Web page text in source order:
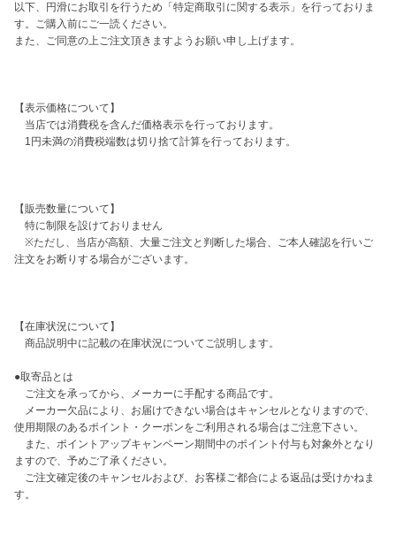
以下、円滑にお取引を行うため「特定商取引に関する表示」を行っておりま
す。ご購入前にご一読ください。
また、ご同意の上ご注文頂きますようお願い申し上げます。
【表示価格について】
当店では消費税を含んだ価格表示を行っております。
1円未満の消費税端数は切り捨て計算を行っております。
【販売数量について】
特に制限を設けておりません
※ただし、当店が高額、大量ご注文と判断した場合、ご本人確認を行いご
注文をお断りする場合がございます。
【在庫状況について】
商品説明中に記載の在庫状況についてご説明します。
●取寄品とは
ご注文を承ってから、メーカーに手配する商品です。
メーカー欠品により、お届けできない場合はキャンセルとなりますので、
使用期限のあるポイント・クーポンをご利用される場合はご注意下さい。
また、ポイントアップキャンペーン期間中のポイント付与も対象外となり
ますので、予めご了承ください。
ご注文確定後のキャンセルおよび、お客様ご都合による返品は受けかねま
す。